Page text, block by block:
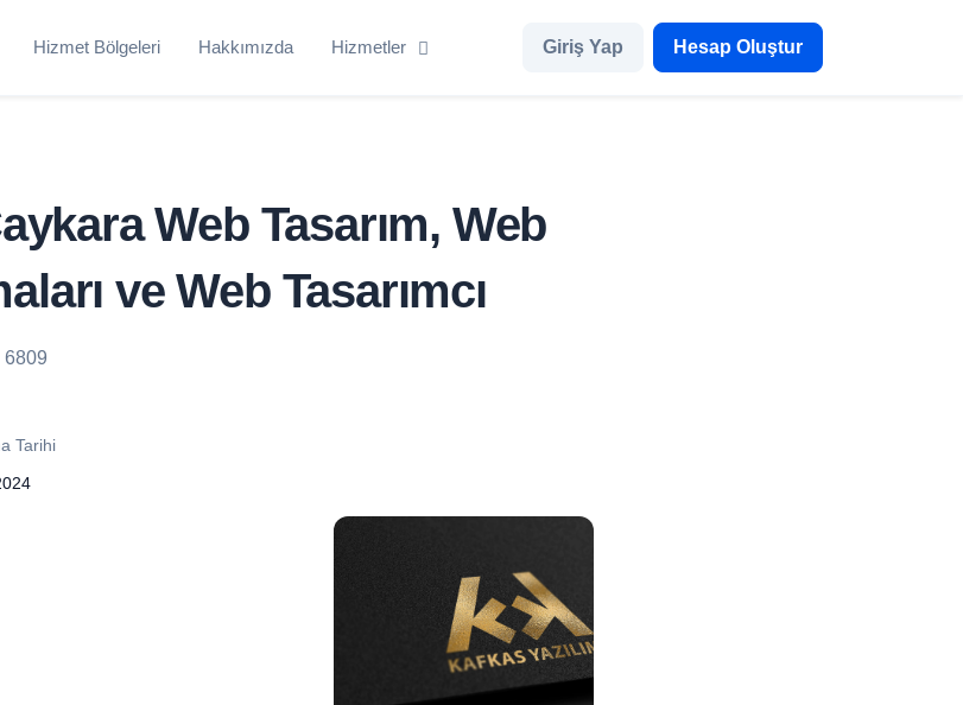
Hizmet Bölgeleri Hakkımızda Hizmetler Giriş Yap Hesap Oluştur
Web Tasarım, Web
ve Web Tasarımcı
6809
Tarihi